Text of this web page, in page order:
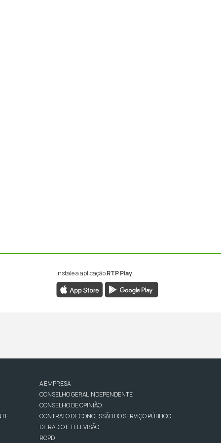
Instale a aplicaçãoRTP Play
A EMPRESA
CONSELHO GERAL INDEPENDENTE
CONSELHO DE OPINIÃO
CONTRATO DE CONCESSÃO DO SERVIÇO PÚBLICO
DE RÁDIO E TELEVISÃO
RGPD